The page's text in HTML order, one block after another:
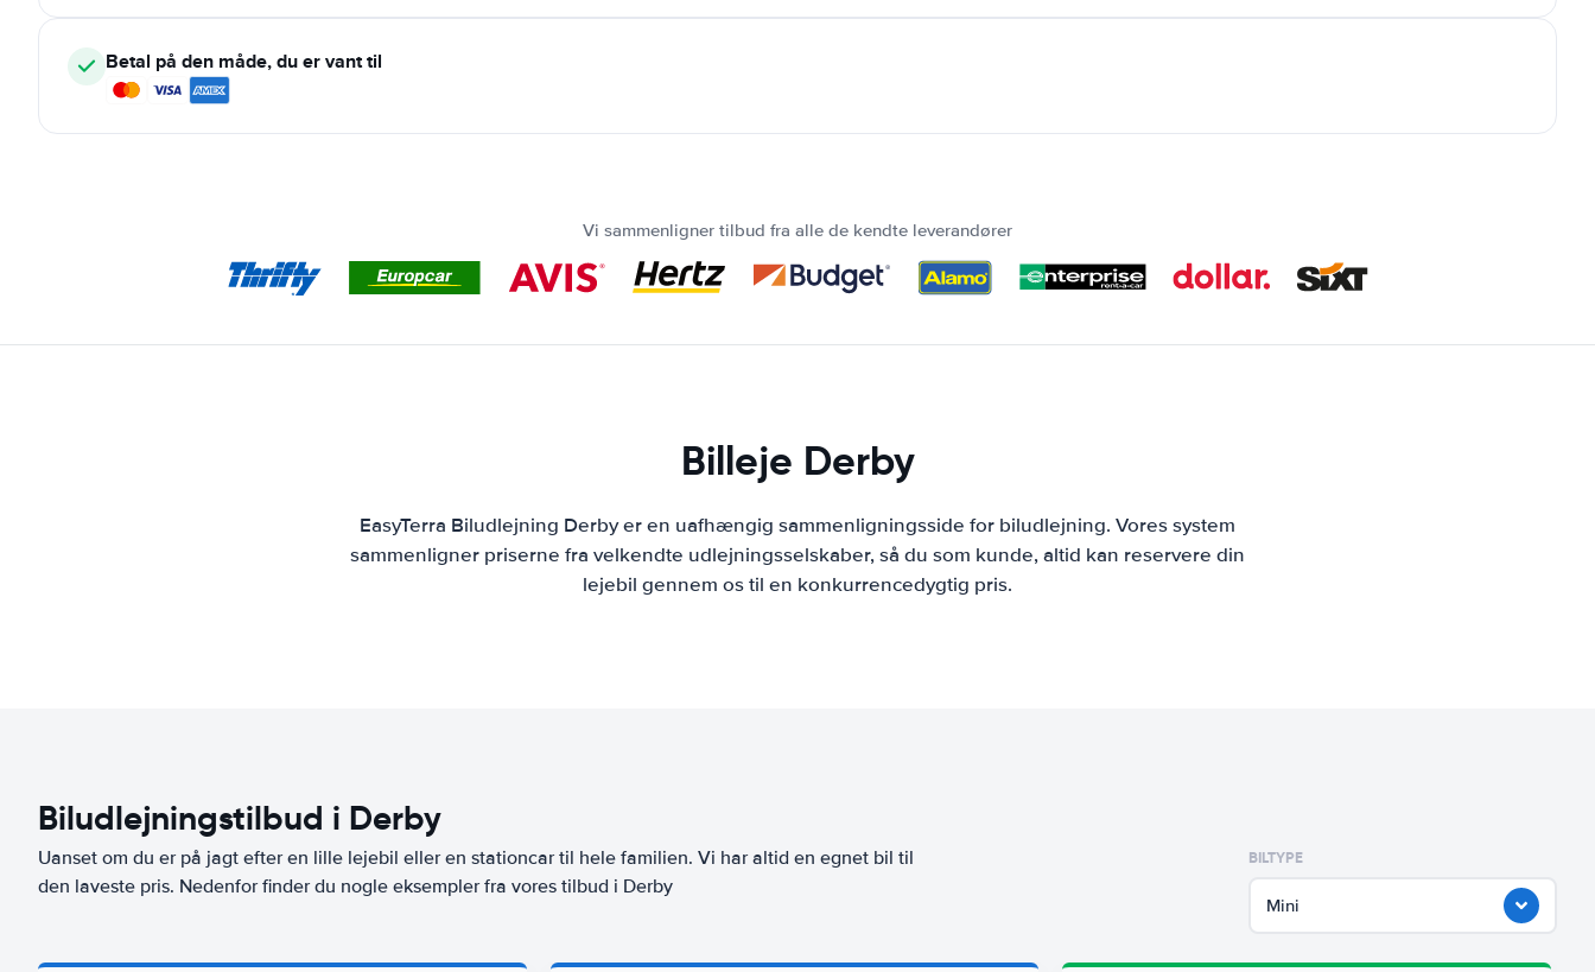
Betal på den måde, du er vant til
Vi sammenligner tilbud fra alle de kendte leverandører
Billeje Derby
EasyTerra Biludlejning Derby er en uafhængig sammenligningsside for biludlejning. Vores system
sammenligner priserne fra velkendte udlejningsselskaber, så du som kunde, altid kan reservere din
lejebil gennem os til en konkurrencedygtig pris.
Biludlejningstilbud i Derby
Uanset om du er på jagt efter en lille lejebil eller en stationcar til hele familien. Vi har altid en egnet bil til
den laveste pris. Nedenfor finder du nogle eksempler fra vores tilbud i Derby
BILTYPE
Mini